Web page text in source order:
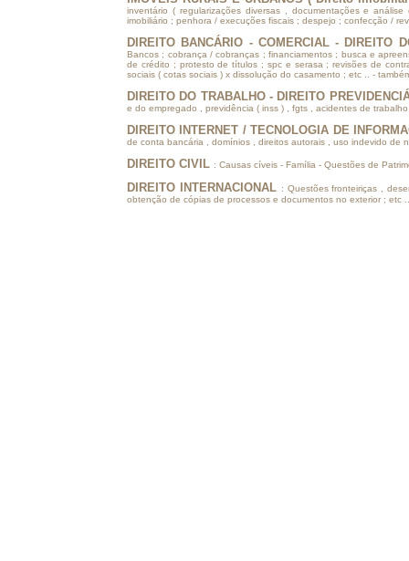
inventário ( regularizações diversas , documentações e
imobiliário ; penhora / execuções fiscais ; despejo ; confecção /
DIREITO BANCÁRIO - COMERCIAL - DIREITO
Bancos ; cobrança / cobranças ; financiamentos ; busca e
de crédito ; protesto de títulos ; spc e serasa ; revisões de
sociais ( cotas sociais ) x dissolução do casamento ; etc .. -
DIREITO DO TRABALHO - DIREITO
e do empregado , previdência ( inss ) , fgts , acidentes de
DIREITO INTERNET / TECNOLOGIA DE
de conta bancária , domínios , direitos autorais , uso indevido de
DIREITO CIVIL : Causas cíveis - Família - Questões de
DIREITO INTERNACIONAL : Questões fronteiriças ,
obtenção de cópias de processos e documentos no exterior ; etc ..